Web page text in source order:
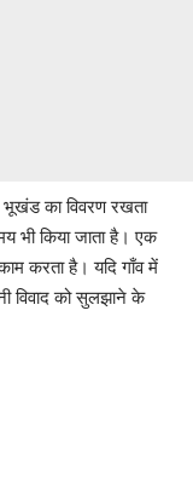
भूखंड का विवरण रखता
भी किया जाता है। एक
करता है। यदि गाँव में
विवाद को सुलझाने के